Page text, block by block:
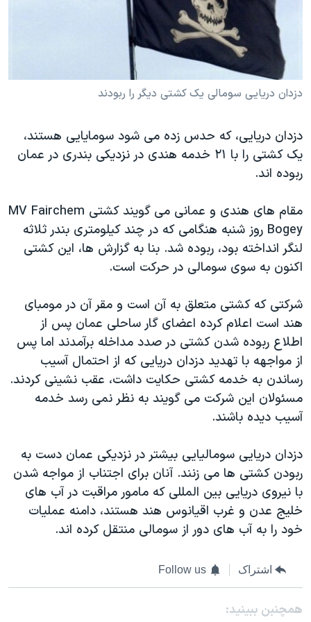
فرهنگ و زندگی
حقوق شهروندی
اقتصادی
علم و فناوری
گالری عکس
آرشیو پخش زنده
مستندها
انتخابات ریاست جمهوری آمریکا ۲۰۲۴
حمله جمهوری اسلامی به اسرائیل
رمز مهسا
اعتراضات زن، زندگی، آزادی
مجموعه مستندهای دادخواهی
دادگاه حمید نوری
چهل سال گروگان‌گیری
قانون شفافیت دارائی کادر رهبری ایران
اسرائیل در جنگ
نرگس محمدی برنده جایزه نوبل صلح
همایش محافظه‌کاران آمریکا «سی‌پک»
صفحه‌های ویژه
سفر پرزیدنت ترامپ به چین
دنبال کنید
دزدان دریایی سومالی یک کشتی دیگر را ربودند
دزدان دریایی، که حدس زده می شود سومایایی هستند،
یک کشتی را با ۲۱ خدمه هندی در نزدیکی بندری در عمان
ربوده اند.
مقام های هندی و عمانی می گویند کشتی MV Fairchem
Bogey روز شنبه هنگامی که در چند کیلومتری بندر ثلاثه
لنگر انداخته بود، ربوده شد. بنا به گزارش ها، این کشتی
اکنون به سوی سومالی در حرکت است.
شرکتی که کشتی متعلق به آن است و مقر آن در مومبای
هند است اعلام کرده اعضای گار ساحلی عمان پس از
اطلاع ربوده شدن کشتی در صدد مداخله برآمدند اما پس
از مواجهه با تهدید دزدان دریایی که از احتمال آسیب
رساندن به خدمه کشتی حکایت داشت، عقب نشینی کردند.
مسئولان این شرکت می گویند به نظر نمی رسد خدمه
آسیب دیده باشند.
دزدان دریایی سومالیایی بیشتر در نزدیکی عمان دست به
ربودن کشتی ها می زنند. آنان برای اجتناب از مواجه شدن
با نیروی دریایی بین المللی که مامور مراقبت در آب های
خلیج عدن و غرب اقیانوس هند هستند، دامنه عملیات
خود را به آب های دور از سومالی منتقل کرده اند.
اشتراک Follow us
همچنبن ببینید: